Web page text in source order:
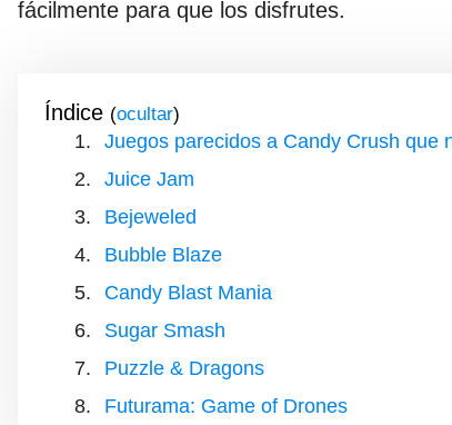
fácilmente para que los disfrutes.
Índice ( )
Juegos parecidos a Candy Crush que
Juice Jam
Bejeweled
Bubble Blaze
Candy Blast Mania
Sugar Smash
Puzzle & Dragons
Futurama: Game of Drones